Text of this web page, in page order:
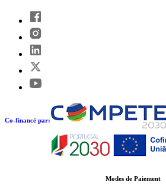
Co-financé par:
Modes de Paiement